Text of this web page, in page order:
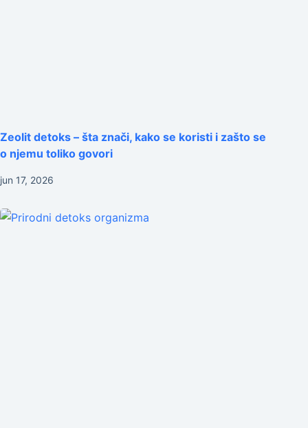
Zeolit detoks – šta znači, kako se koristi i zašto se
o njemu toliko govori
jun 17, 2026